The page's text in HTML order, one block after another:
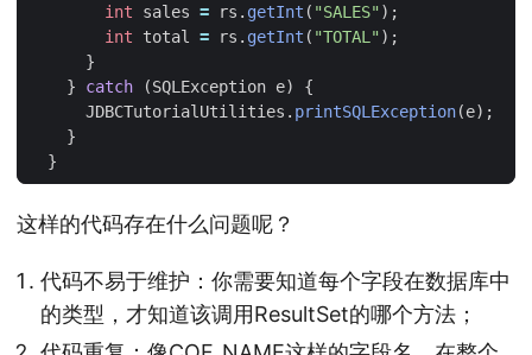
int
sales = rs . getInt ( "SALES");
int
total = rs . getInt ( "TOTAL");
}
}
catch (SQLException e)
{
JDBCTutorialUtilities . printSQLException(e);
}
}
这样的代码存在什么问题呢？
代码不易于维护：你需要知道每个字段在数据库中
的类型，才知道该调用ResultSet的哪个方法；